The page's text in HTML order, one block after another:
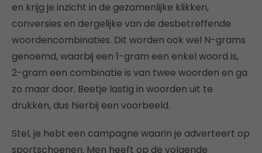
en krijg je inzicht in de gezamenlijke klikken,
conversies en dergelijke van de desbetreffende
woordencombinaties. Dit worden ook wel N-grams
genoemd, waarbij een 1-gram een enkel woord is,
2-gram een combinatie is van twee woorden en ga
zo maar door. Beetje lastig in woorden uit te
drukken, dus hierbij een voorbeeld.
Stel, je hebt een campagne waarin je adverteert op
sportschoenen. Men heeft op de volgende